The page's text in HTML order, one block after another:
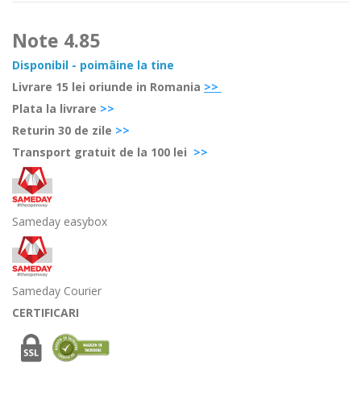
Note 4.85
Disponibil - poimâine la tine
Livrare 15 lei oriunde in Romania >>
Plata la livrare >>
Returin 30 de zile >>
Transport gratuit de la 100 lei >>
Sameday easybox
Sameday Courier
CERTIFICARI